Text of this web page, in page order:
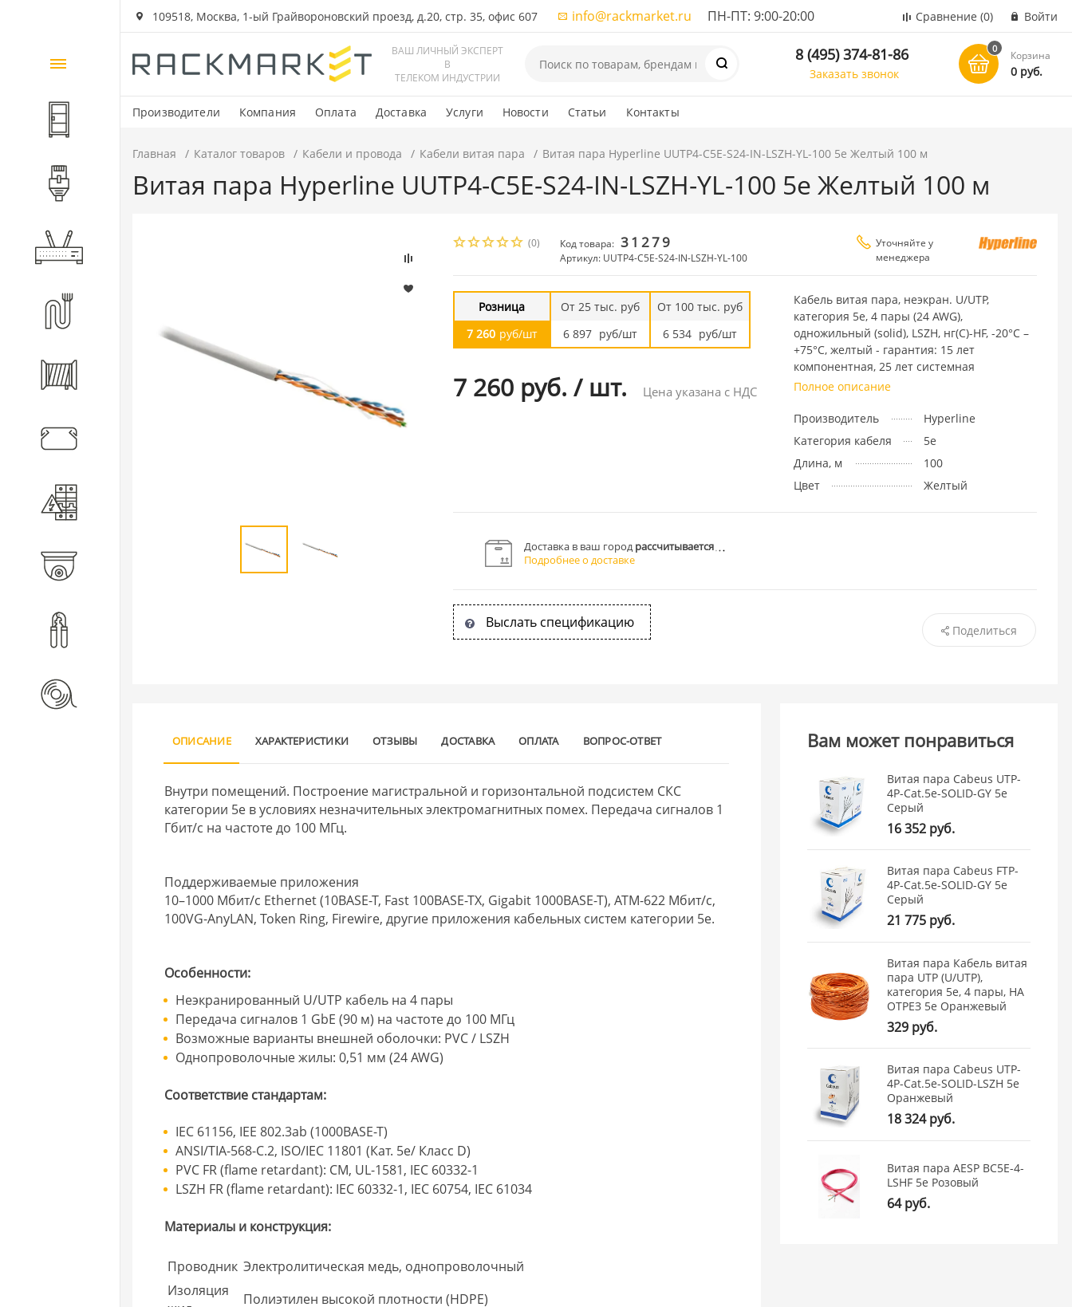
109518, Москва, 1-ый Грайвороновский проезд, д.20, стр. 35, офис 607 info@rackmarket.ru ПН-ПТ: 9:00-20:00 Сравнение (0) Войти
ВАШ ЛИЧНЫЙ ЭКСПЕРТ
В
ТЕЛЕКОМ ИНДУСТРИИ
8 (495) 374-81-86
Заказать звонок
0
Корзина
0 руб.
Производители Компания Оплата Доставка Услуги Новости Статьи Контакты
Каталог
товаров
Шкафы и стойки
Компоненты СКС
Главная Каталог товаров Кабели и провода Кабели витая пара Витая пара Hyperline UUTP4-C5E-S24-IN-LSZH-YL-100 5e Желтый 100 м
Витая пара Hyperline UUTP4-C5E-S24-IN-LSZH-YL-100 5e Желтый 100 м
(0) Код товара: 31279
Артикул: UUTP4-C5E-S24-IN-LSZH-YL-100
Уточняйте у
менеджера
Розница
7 260 руб/шт
От 25 тыс. руб
6 897 руб/шт
От 100 тыс. руб
6 534 руб/шт
7 260 руб. / шт. Цена указана с НДС
Кабель витая пара, неэкран. U/UTP,
категория 5e, 4 пары (24 AWG),
одножильный (solid), LSZH, нг(С)-HF, -20°C –
+75°C, желтый - гарантия: 15 лет
компонентная, 25 лет системная
Полное описание
Производитель
Hyperline
Категория кабеля
5e
Длина, м
100
Цвет
Желтый
Доставка в ваш городрассчитывается
Подробнее о доставке
Выслать спецификацию Поделиться
ОПИСАНИЕ ХАРАКТЕРИСТИКИ ОТЗЫВЫ ДОСТАВКА ОПЛАТА ВОПРОС-ОТВЕТ
Внутри помещений. Построение магистральной и горизонтальной подсистем СКС
категории 5e в условиях незначительных электромагнитных помех. Передача сигналов 1
Гбит/с на частоте до 100 МГц.
Поддерживаемые приложения
10–1000 Мбит/с Ethernet (10BASE-T, Fast 100BASE-TX, Gigabit 1000BASE-T), ATM-622 Мбит/с,
100VG-AnyLAN, Token Ring, Firewire, другие приложения кабельных систем категории 5e.
Особенности:
Неэкранированный U/UTP кабель на 4 пары
Передача сигналов 1 GbE (90 м) на частоте до 100 МГц
Возможные варианты внешней оболочки: PVC / LSZH
Однопроволочные жилы: 0,51 мм (24 AWG)
Соответствие стандартам:
IEC 61156, IEE 802.3ab (1000BASE-T)
ANSI/TIA-568-C.2, ISO/IEC 11801 (Кат. 5e/ Класс D)
PVC FR (flame retardant): CM, UL-1581, IEC 60332-1
LSZH FR (flame retardant): IEC 60332-1, IEC 60754, IEC 61034
Материалы и конструкция:
Проводник Электролитическая медь, однопроволочный
Изоляция
Полиэтилен высокой плотности (HDPE)
Вам может понравиться
Витая пара Cabeus UTP-
4P-Cat.5e-SOLID-GY 5e
Серый
16 352 руб.
Витая пара Cabeus FTP-
4P-Cat.5e-SOLID-GY 5e
Серый
21 775 руб.
Витая пара Кабель витая
пара UTP (U/UTP),
категория 5e, 4 пары, НА
ОТРЕЗ 5e Оранжевый
329 руб.
Витая пара Cabeus UTP-
4P-Cat.5e-SOLID-LSZH 5e
Оранжевый
18 324 руб.
Витая пара AESP BC5E-4-
LSHF 5e Розовый
64 руб.